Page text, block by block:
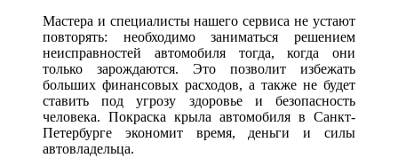
Мастера и специалисты нашего сервиса не устают
повторять: необходимо заниматься решением
неисправностей автомобиля тогда, когда они
только зарождаются. Это позволит избежать
больших финансовых расходов, а также не будет
ставить под угрозу здоровье и безопасность
человека. Покраска крыла автомобиля в Санкт-
Петербурге экономит время, деньги и силы
автовладельца.